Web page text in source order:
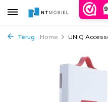
Terug Home UNIQ